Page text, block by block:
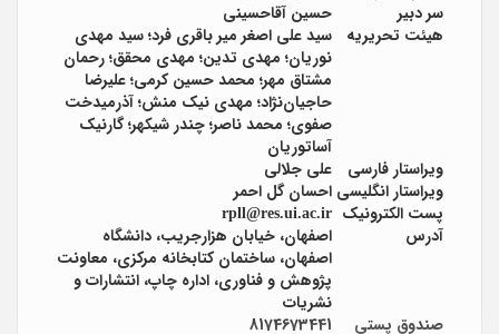
سر دبیر
حسین آقاحسینی
هیئت تحریریه
سید علی اصغر میر باقری فرد؛ سید مهدی
نوریان؛ مهدی تدین؛ مهدی محقق؛ رحمان
مشتاق مهر؛ محمد حسین کرمی؛ علیرضا
حاجیان‌نژاد؛ مهدی نیک منش؛ آذرمیدخت
صفوی؛ محمد ناصر؛ چندر شیکهر؛ گارنیک
آساتوریان
ویراستار فارسی
علی جلالی
ویراستار انگلیسی احسان گل احمر
پست الکترونیک
rpll@res.ui.ac.ir
آدرس
اصفهان، خیابان هزارجریب، دانشگاه
اصفهان، ساختمان کتابخانه مرکزی، معاونت
پژوهش و فناوری، اداره چاپ، انتشارات و
نشریات
صندوق پستی
8174673441